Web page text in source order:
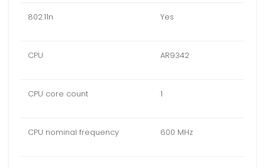
802.11n Yes
CPU AR9342
CPU core count 1
CPU nominal frequency 600 MHz